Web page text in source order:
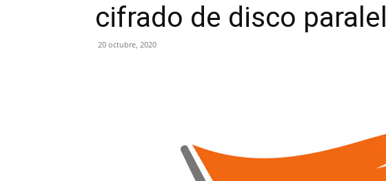
cifrado de disco
20 octubre, 2020